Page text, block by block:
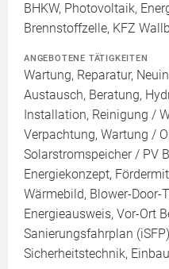
BHKW, Photovoltaik,
Brennstoffzelle, KFZ
ANGEBOTENE TÄTIGKEITEN
Wartung, Reparatur,
Austausch, Beratung,
Installation, Reinigung /
Verpachtung, Wartung /
Solarstromspeicher / PV
Energiekonzept,
Wärmebild, Blower-Door-
Energieausweis, Vor-Ort
Sanierungsfahrplan
Sicherheitstechnik,